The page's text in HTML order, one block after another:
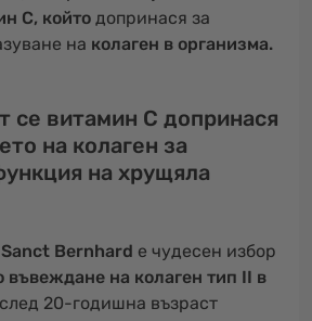
С, който допринася за
на колаген в организма.
се витамин С допринася
на колаген за
на хрущяла
Bernhard е чудесен избор
въвеждане на колаген тип II в
20-годишна възраст